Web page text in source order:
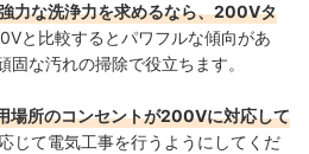
力な洗浄力を求めるなら、200Vタ
と比較するとパワフルな傾向があ
固な汚れの掃除で役立ちます。
場所のコンセントが200Vに対応して
じて電気工事を行うようにしてくだ